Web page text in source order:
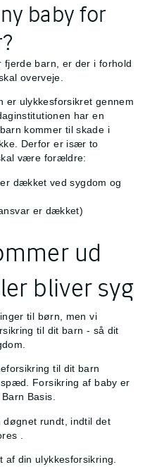
baby for
fjerde barn, er der i forhold
overveje.
ulykkesforsikret gennem
har en
kommer til skade i
Derfor er især to
være forældre:
dækket ved sygdom og
er dækket)
ud
bliver syg
til børn, men vi
til dit barn - så dit
til dit barn
Forsikring af baby er
Basis.
rundt, indtil det
din ulykkesforsikring.